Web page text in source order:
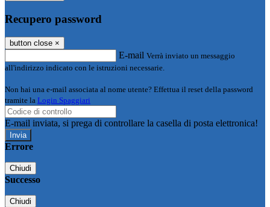
Recupero password
button close ×
E-mail Verrà inviato un messaggio
all'indirizzo indicato con le istruzioni necessarie.
Non hai una e-mail associata al nome utente? Effettua il reset della password
tramite la Login Spaggiari
E-mail inviata, si prega di controllare la casella di posta elettronica!
Errore
Chiudi
Successo
Chiudi